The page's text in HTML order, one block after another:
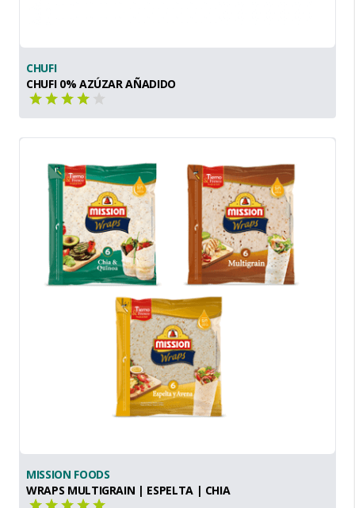
CHUFI
CHUFI 0% AZÚZAR AÑADIDO
MISSION FOODS
WRAPS MULTIGRAIN | ESPELTA | CHIA